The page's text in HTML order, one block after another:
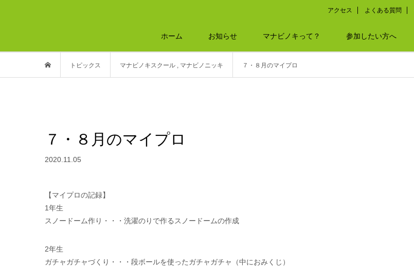
アクセス よくある質問
ホーム お知らせ マナビノキって？ 参加したい方へ
トピックス マナビノキスクール , マナビノニッキ ７・８月のマイプロ
７・８月のマイプロ
2020.11.05
【マイプロの記録】
1年生
スノードーム作り・・・洗濯のりで作るスノードームの作成
2年生
ガチャガチャづくり・・・段ボールを使ったガチャガチャ（中におみくじ）